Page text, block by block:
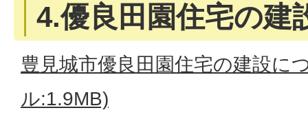
4.優良田園住宅の建
豊見城市優良田園住宅の建設に
ル:1.9MB)